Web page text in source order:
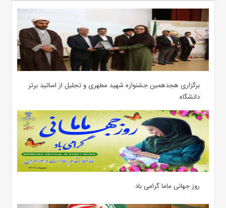
برگزاری هجدهمین جشنواره شهید مطهری و تجلیل از اساتید برتر
دانشگاه
روز جهانی ماما گرامی باد